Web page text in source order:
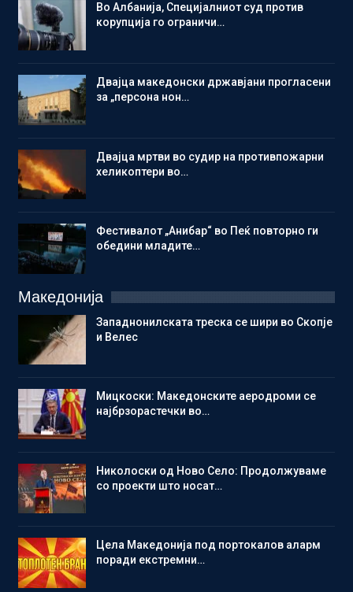
Во Албанија, Специјалниот суд против
корупција го ограничи…
Двајца македонски државјани прогласени
за „персона нон…
Двајца мртви во судир на противпожарни
хеликоптери во…
Фестивалот „Анибар“ во Пеќ повторно ги
обедини младите…
Македонија
Западнонилската треска се шири во Скопје
и Велес
Мицкоски: Македонските аеродроми се
најбрзорастечки во…
Николоски од Ново Село: Продолжуваме
со проекти што носат…
Цела Македонија под портокалов аларм
поради екстремни…